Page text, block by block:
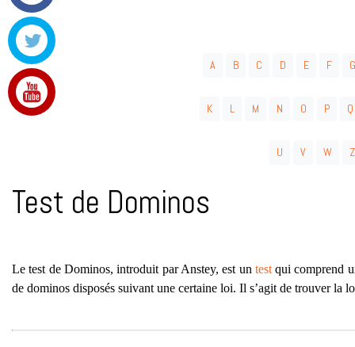
A B C D E F G
K L M N O P Q
U V W Z
Test de Dominos
Le test de Dominos, introduit par Anstey, est un testqui comprend
de dominos disposés suivant une certaine loi. Il s’agit de trouver la